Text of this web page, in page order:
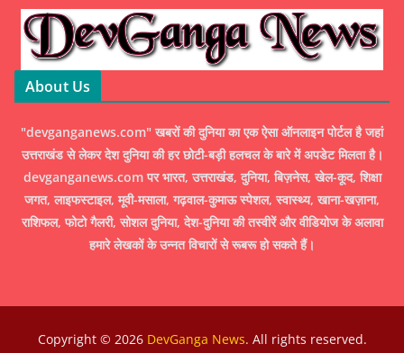
About Us
"devganganews.com" खबरों की दुनिया का एक ऐसा ऑनलाइन पोर्टल है जहां
उत्तराखंड से लेकर देश दुनिया की हर छोटी-बड़ी हलचल के बारे में अपडेट मिलता है।
devganganews.com पर भारत, उत्तराखंड, दुनिया, बिज़नेस, खेल-कूद, शिक्षा
जगत, लाइफस्टाइल, मूवी-मसाला, गढ़वाल-कुमाऊ स्पेशल, स्वास्थ्य, खाना-खज़ाना,
राशिफल, फोटो गैलरी, सोशल दुनिया, देश-दुनिया की तस्वीरें और वीडियोज के अलावा
हमारे लेखकों के उन्नत विचारों से रूबरू हो सकते हैं।
Copyright © 2026 DevGanga News. All rights reserved.